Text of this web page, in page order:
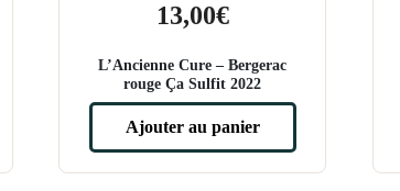
13,00€
L’Ancienne Cure – Bergerac
rouge Ça Sulfit 2022
Ajouter au panier